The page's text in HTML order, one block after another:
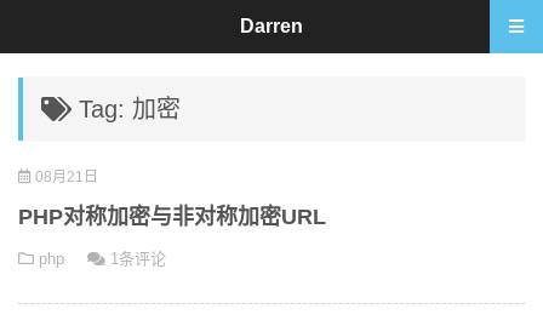
Tag: 加密
08月21日
PHP对称加密与非对称加密URL
php 1条评论
Darren